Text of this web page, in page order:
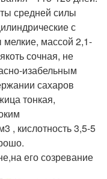
средней силы
с
массой 2,1-
сочная, не
изабельным
сахаров
тонкая,
, кислотность 3,5-5
его созревание